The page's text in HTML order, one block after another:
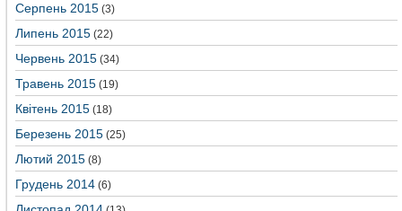
Серпень 2015 (3)
Липень 2015 (22)
Червень 2015 (34)
Травень 2015 (19)
Квітень 2015 (18)
Березень 2015 (25)
Лютий 2015 (8)
Грудень 2014 (6)